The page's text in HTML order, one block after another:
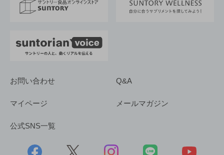
採用情報
お問い合わせ Q&A
マイページ メールマガジン
公式SNS一覧